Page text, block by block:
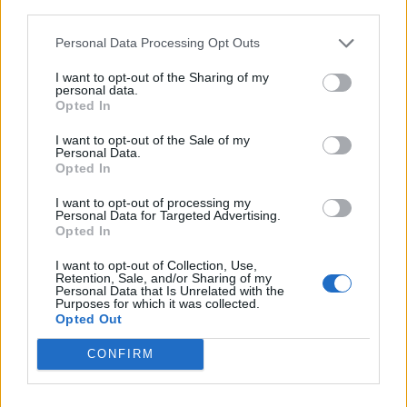
Personal Data Processing Opt Outs
I want to opt-out of the Sharing of my
personal data.
Opted In
I want to opt-out of the Sale of my
Personal Data.
Opted In
I want to opt-out of processing my
Personal Data for Targeted Advertising.
Opted In
I want to opt-out of Collection, Use,
Retention, Sale, and/or Sharing of my
Personal Data that Is Unrelated with the
Purposes for which it was collected.
Opted Out
CONFIRM
2026. augusztus 06., csütörtök
Szent István ünneppel indul az idei